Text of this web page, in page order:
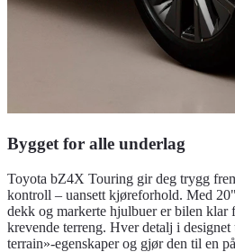
Bygget for alle underlag
Toyota bZ4X Touring gir deg trygg
kontroll – uansett kjøreforhold. Med
dekk og markerte hjulbuer er bilen klar
krevende terreng. Hver detalj i
terrain»-egenskaper og gjør den til en